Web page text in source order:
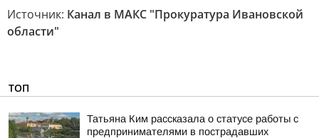
Источник: Канал в МАКС "Прокуратура Ивановской
области"
ТОП
Татьяна Ким рассказала о статусе работы с
предпринимателями в пострадавших